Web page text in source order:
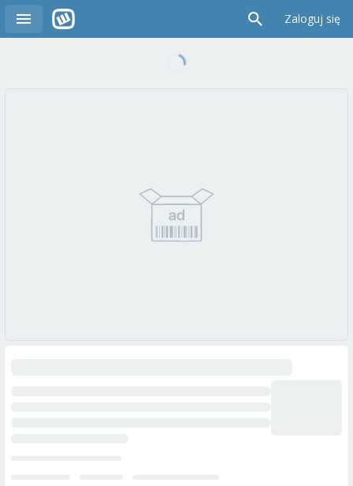
Zaloguj się